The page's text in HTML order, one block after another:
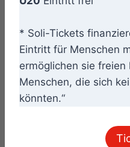
* Soli-Tickets
Eintritt für Menschen
ermöglichen sie
Menschen, die sich
könnten.“